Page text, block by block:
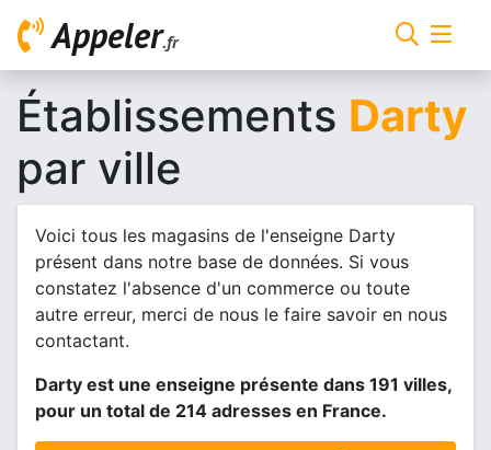
Appeler.fr
Établissements Darty
par ville
Voici tous les magasins de l'enseigne Darty
présent dans notre base de données. Si vous
constatez l'absence d'un commerce ou toute
autre erreur, merci de nous le faire savoir en nous
contactant.
Darty est une enseigne présente dans 191 villes,
pour un total de 214 adresses en France.